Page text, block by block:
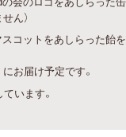
ん）
コットをあしらった飴
お届け予定です。
います。